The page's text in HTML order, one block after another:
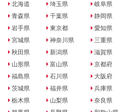
北海道
青森県
岩手県
宮城県
秋田県
山形県
福島県
茨城県
栃木県
埼玉県
千葉県
東京都
神奈川県
新潟県
富山県
石川県
福井県
山梨県
岐阜県
静岡県
愛知県
三重県
滋賀県
京都府
大阪府
兵庫県
奈良県